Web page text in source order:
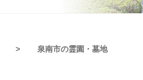
泉南市の霊園・墓地